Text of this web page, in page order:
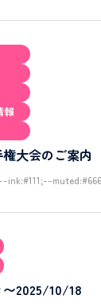
報
大会のご案内
2025/10/18